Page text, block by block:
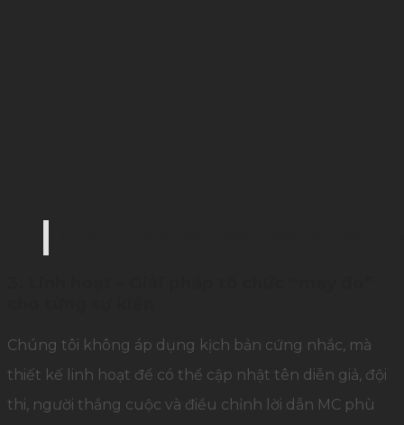
Chúng tôi không áp dụng kịch bản cứng nhắc, mà
thiết kế linh hoạt để có thể cập nhật tên diễn giả, đội
thi, người thắng cuộc và điều chỉnh lời dẫn MC phù